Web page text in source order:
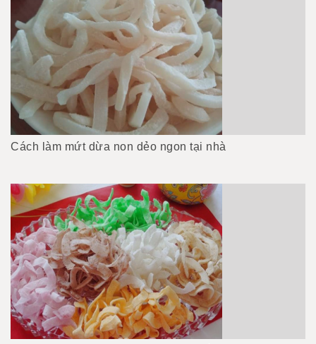
Cách làm mứt dừa non dẻo ngon tại nhà